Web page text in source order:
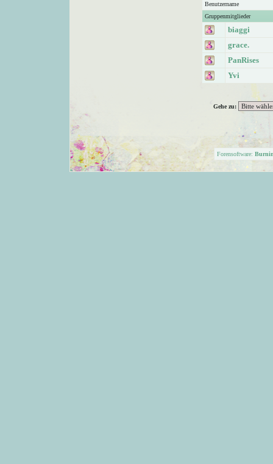
Benutzername
Gruppenmitglieder
biaggi
grace.
PanRises
Yvi
Gehe zu:
Forensoftware: